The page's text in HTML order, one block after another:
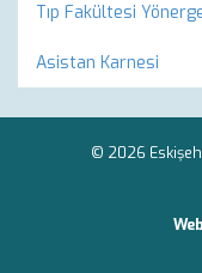
Tıp Fakültesi
Asistan Karnesi
© 2026